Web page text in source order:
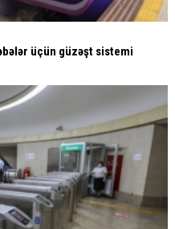
üçün güzəşt sistemi